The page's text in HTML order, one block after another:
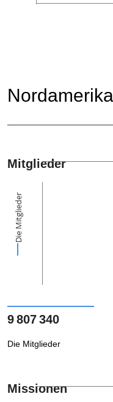
Nordamerika
Mitglieder
Die Mitglieder
9 807 340
Die Mitglieder
Missionen